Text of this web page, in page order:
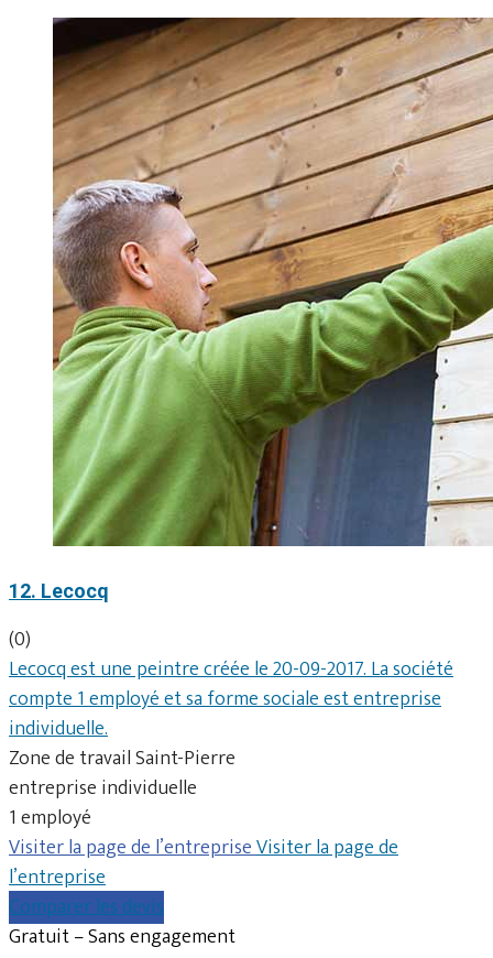
12. Lecocq
(0)
Lecocq est une peintre créée le 20-09-2017. La société
compte 1 employé et sa forme sociale est entreprise
individuelle.
Zone de travail Saint-Pierre
entreprise individuelle
1 employé
Visiter la page de l’entrepriseVisiter la page de
l’entreprise
Comparer les devis
Gratuit – Sans engagement